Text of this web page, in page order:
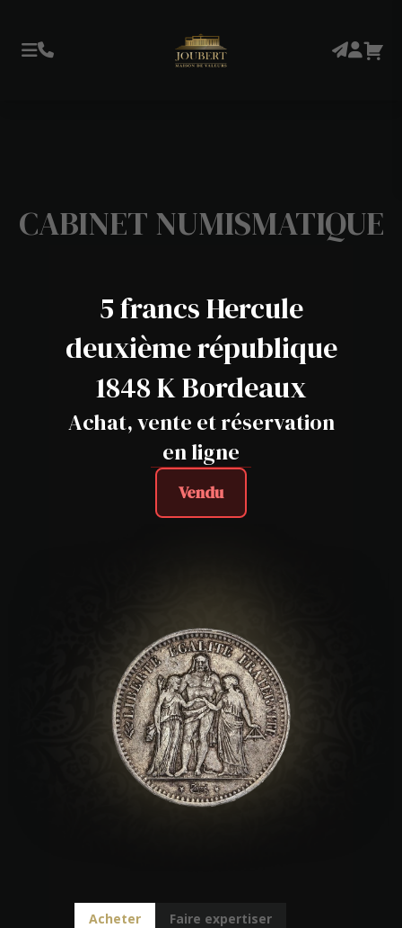
CABINET NUMISMATIQUE
5 francs Hercule
deuxième république
1848 K Bordeaux
Achat, vente et réservation
en ligne
Vendu
Acheter Faire expertiser